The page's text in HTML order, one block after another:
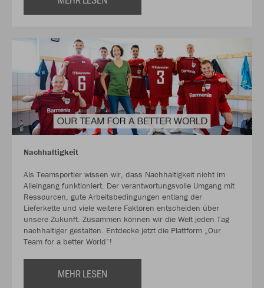
Nachhaltigkeit
Als Teamsportler wissen wir, dass Nachhaltigkeit nicht im
Alleingang funktioniert. Der verantwortungsvolle Umgang mit
Ressourcen, gute Arbeitsbedingungen entlang der
Lieferkette und viele weitere Faktoren entscheiden über
unsere Zukunft. Zusammen können wir die Welt jeden Tag
nachhaltiger gestalten. Entdecke jetzt die Plattform „Our
Team for a better World“!
MEHR LESEN